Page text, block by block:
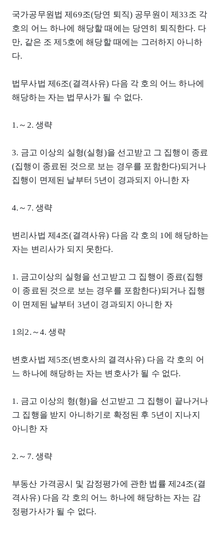
국가공무원법 제69조(당연 퇴직) 공무원이 제33조 각
호의 어느 하나에 해당할 때에는 당연히 퇴직한다. 다
만, 같은 조 제5호에 해당할 때에는 그러하지 아니하
다.
법무사법 제6조(결격사유) 다음 각 호의 어느 하나에
해당하는 자는 법무사가 될 수 없다.
1.～2. 생략
3. 금고 이상의 실형(실형)을 선고받고 그 집행이 종료
(집행이 종료된 것으로 보는 경우를 포함한다)되거나
집행이 면제된 날부터 5년이 경과되지 아니한 자
4.～7. 생략
변리사법 제4조(결격사유) 다음 각 호의 1에 해당하는
자는 변리사가 되지 못한다.
1. 금고이상의 실형을 선고받고 그 집행이 종료(집행
이 종료된 것으로 보는 경우를 포함한다)되거나 집행
이 면제된 날부터 3년이 경과되지 아니한 자
1의2.～4. 생략
변호사법 제5조(변호사의 결격사유) 다음 각 호의 어
느 하나에 해당하는 자는 변호사가 될 수 없다.
1. 금고 이상의 형(형)을 선고받고 그 집행이 끝나거나
그 집행을 받지 아니하기로 확정된 후 5년이 지나지
아니한 자
2.～7. 생략
부동산 가격공시 및 감정평가에 관한 법률 제24조(결
격사유) 다음 각 호의 어느 하나에 해당하는 자는 감
정평가사가 될 수 없다.